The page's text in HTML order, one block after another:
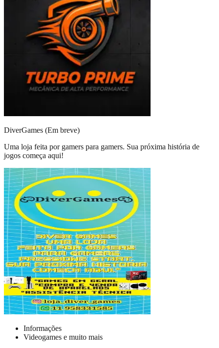
DiverGames (Em breve)
Uma loja feita por gamers para gamers. Sua próxima história de
jogos começa aqui!
Informações
Videogames e muito mais